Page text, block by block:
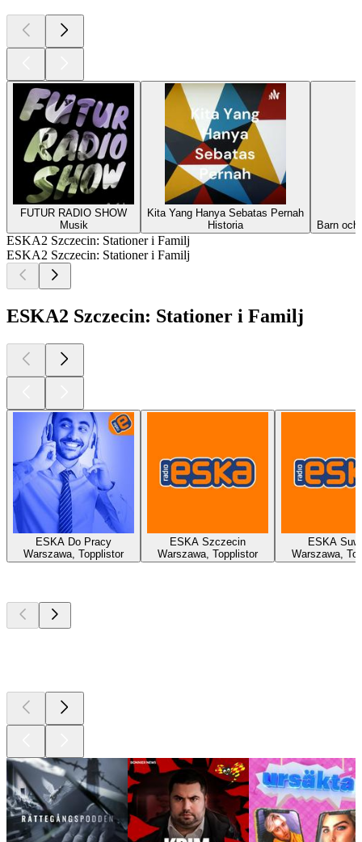
FUTUR RADIO SHOW
Musik
Kita Yang Hanya Sebatas Pernah
Historia
Barn
ESKA2 Szczecin: Stationer i Familj
ESKA2 Szczecin: Stationer i Familj
ESKA2 Szczecin: Stationer i Familj
ESKA Do Pracy
Warszawa, Topplistor
ESKA Szczecin
Warszawa, Topplistor
ESKA
Warszawa,